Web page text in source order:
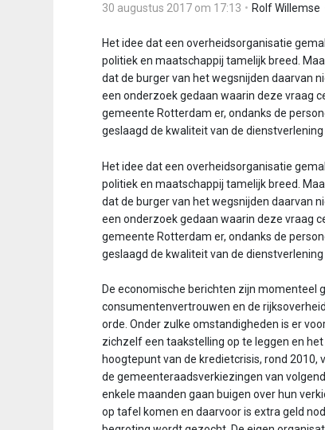
30 augustus 2017 om 17:13 Rolf Willemse
Het idee dat een overheidsorganisatie
politiek en maatschappij tamelijk breed.
dat de burger van het weg­snijden daarvan
een onderzoek gedaan waarin deze vraag
gemeente Rotterdam er, ondanks de
geslaagd de kwaliteit van de dienstverlening
Het idee dat een overheidsorganisatie
politiek en maatschappij tamelijk breed.
dat de burger van het weg­snijden daarvan
een onderzoek gedaan waarin deze vraag
gemeente Rotterdam er, ondanks de
geslaagd de kwaliteit van de dienstverlening
De economische berichten zijn momenteel
consumentenvertrouwen en de
orde. Onder zulke omstandigheden is er
zichzelf een taakstelling op te leggen en
hoogtepunt van de kredietcrisis, rond 2010,
de gemeenteraadsverkiezingen van
enkele maanden gaan buigen over hun
op tafel komen en daarvoor is extra geld